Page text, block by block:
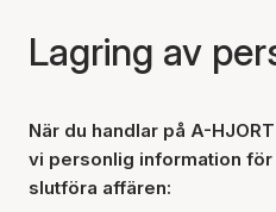
Lagring av
När du handlar på A-
vi personlig information för
slutföra affären: